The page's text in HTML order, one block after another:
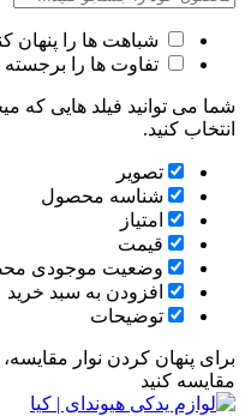
شباهت ها را پنهان
تفاوت ها را برجسته
شما می توانید فیلد هایی که
انتخاب کنید.
تصویر
شناسه محصول
امتیاز
قیمت
وضعیت موجودی
افزودن به سبد خرید
توضیحات
برای پنهان کردن نوار
مقایسه کنید